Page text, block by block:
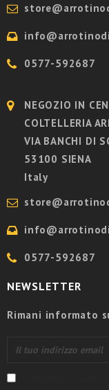
0577-592687
NEGOZIO IN
COLTELLERIA
VIA BANCHI DI
53100 SIENA
Italy
0577-592687
NEWSLETTER
Rimani informato